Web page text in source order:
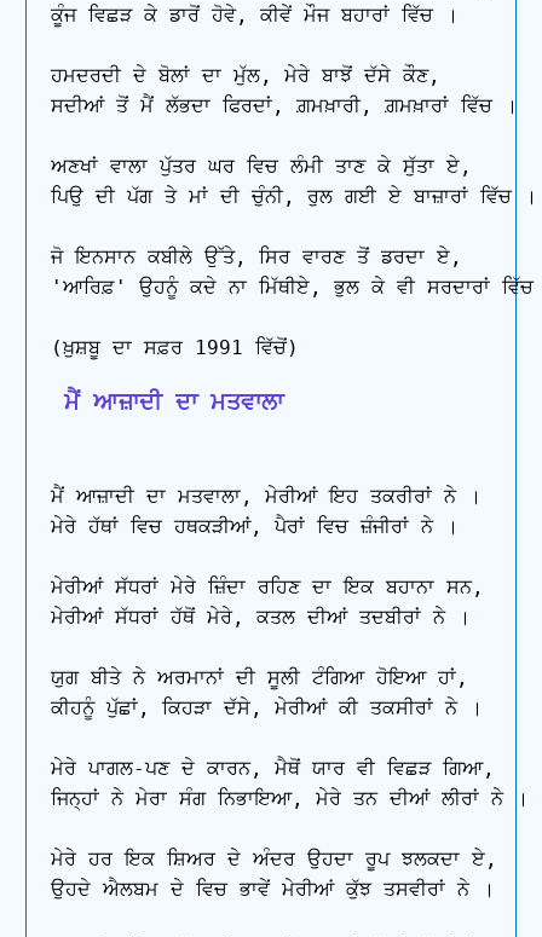
ਕੂੰਜ ਵਿਛੜ ਕੇ ਡਾਰੋਂ ਹੋਵੇ, ਕੀਵੇਂ ਮੌਜ ਬਹਾਰਾਂ ਵਿੱਚ ।
ਹਮਦਰਦੀ ਦੇ ਬੋਲਾਂ ਦਾ ਮੁੱਲ, ਮੇਰੇ ਬਾਝੋਂ ਦੱਸੇ ਕੌਣ,
ਸਦੀਆਂ ਤੋਂ ਮੈਂ ਲੱਭਦਾ ਫਿਰਦਾਂ, ਗ਼ਮਖ਼ਾਰੀ, ਗ਼ਮਖ਼ਾਰਾਂ ਵਿੱਚ ।
ਅਣਖਾਂ ਵਾਲਾ ਪੁੱਤਰ ਘਰ ਵਿਚ ਲੰਮੀ ਤਾਣ ਕੇ ਸੁੱਤਾ ਏ,
ਪਿਉ ਦੀ ਪੱਗ ਤੇ ਮਾਂ ਦੀ ਚੁੰਨੀ, ਰੁਲ ਗਈ ਏ ਬਾਜ਼ਾਰਾਂ ਵਿੱਚ ।
ਜੋ ਇਨਸਾਨ ਕਬੀਲੇ ਉੱਤੇ, ਸਿਰ ਵਾਰਣ ਤੋਂ ਡਰਦਾ ਏ,
'ਆਰਿਫ਼' ਉਹਨੂੰ ਕਦੇ ਨਾ ਮਿੱਥੀਏ, ਭੁਲ ਕੇ ਵੀ ਸਰਦਾਰਾਂ
ਮੈਂ ਆਜ਼ਾਦੀ ਦਾ ਮਤਵਾਲਾ
ਮੈਂ ਆਜ਼ਾਦੀ ਦਾ ਮਤਵਾਲਾ, ਮੇਰੀਆਂ ਇਹ ਤਕਰੀਰਾਂ ਨੇ ।
ਮੇਰੇ ਹੱਥਾਂ ਵਿਚ ਹਥਕੜੀਆਂ, ਪੈਰਾਂ ਵਿਚ ਜ਼ੰਜੀਰਾਂ ਨੇ ।
ਮੇਰੀਆਂ ਸੱਧਰਾਂ ਮੇਰੇ ਜ਼ਿੰਦਾ ਰਹਿਣ ਦਾ ਇਕ ਬਹਾਨਾ ਸਨ,
ਮੇਰੀਆਂ ਸੱਧਰਾਂ ਹੱਥੋਂ ਮੇਰੇ, ਕਤਲ ਦੀਆਂ ਤਦਬੀਰਾਂ ਨੇ ।
ਯੁਗ ਬੀਤੇ ਨੇ ਅਰਮਾਨਾਂ ਦੀ ਸੂਲੀ ਟੰਗਿਆ ਹੋਇਆ ਹਾਂ,
ਕੀਹਨੂੰ ਪੁੱਛਾਂ, ਕਿਹੜਾ ਦੱਸੇ, ਮੇਰੀਆਂ ਕੀ ਤਕਸੀਰਾਂ ਨੇ ।
ਮੇਰੇ ਪਾਗਲ-ਪਣ ਦੇ ਕਾਰਨ, ਮੈਥੋਂ ਯਾਰ ਵੀ ਵਿਛੜ ਗਿਆ,
ਜਿਨ੍ਹਾਂ ਨੇ ਮੇਰਾ ਸੰਗ ਨਿਭਾਇਆ, ਮੇਰੇ ਤਨ ਦੀਆਂ ਲੀਰਾਂ ਨੇ ।
ਮੇਰੇ ਹਰ ਇਕ ਸ਼ਿਅਰ ਦੇ ਅੰਦਰ ਉਹਦਾ ਰੂਪ ਝਲਕਦਾ ਏ,
ਉਹਦੇ ਐਲਬਮ ਦੇ ਵਿਚ ਭਾਵੇਂ ਮੇਰੀਆਂ ਕੁੱਝ ਤਸਵੀਰਾਂ ਨੇ ।